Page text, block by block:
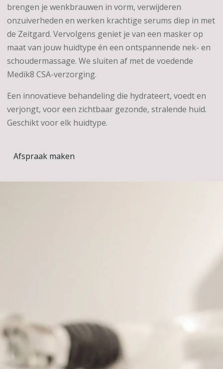
brengen je wenkbrauwen in vorm, verwijderen
onzuiverheden en werken krachtige serums diep in met
de Zeitgard. Vervolgens geniet je van een masker op
maat van jouw huidtype én een ontspannende nek- en
schoudermassage. We sluiten af met de voedende
Medik8 CSA-verzorging.
Een innovatieve behandeling die hydrateert, voedt en
verjongt, voor een zichtbaar gezonde, stralende huid.
Geschikt voor elk huidtype.
Afspraak maken